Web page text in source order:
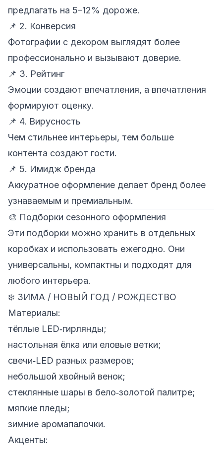
предлагать на 5–12% дороже.
📌 2. Конверсия
Фотографии с декором выглядят более
профессионально и вызывают доверие.
📌 3. Рейтинг
Эмоции создают впечатления, а впечатления
формируют оценку.
📌 4. Вирусность
Чем стильнее интерьеры, тем больше
контента создают гости.
📌 5. Имидж бренда
Аккуратное оформление делает бренд более
узнаваемым и премиальным.
🎨 Подборки сезонного оформления
Эти подборки можно хранить в отдельных
коробках и использовать ежегодно. Они
универсальны, компактны и подходят для
любого интерьера.
❄️ ЗИМА / НОВЫЙ ГОД / РОЖДЕСТВО
Материалы:
тёплые LED‑гирлянды;
настольная ёлка или еловые ветки;
свечи‑LED разных размеров;
небольшой хвойный венок;
стеклянные шары в бело‑золотой палитре;
мягкие пледы;
зимние аромапалочки.
Акценты: